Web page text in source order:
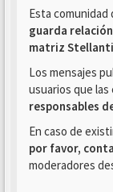
Esta comunidad
guarda
matriz
Los mensajes
usuarios que las
responsables
En caso de
por favor,
moderadores